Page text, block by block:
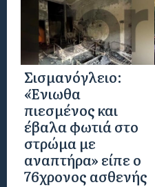
Σισμανόγλειο:
«Ένιωθα
πιεσμένος και
έβαλα φωτιά στο
στρώμα με
αναπτήρα» είπε ο
76χρονος ασθενής